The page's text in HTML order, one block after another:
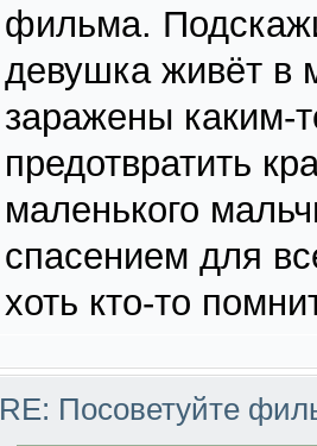
фильма.
девушка живёт в
заражены каким-
предотвратить
маленького
спасением для
хоть кто-то
RE: Посоветуйте